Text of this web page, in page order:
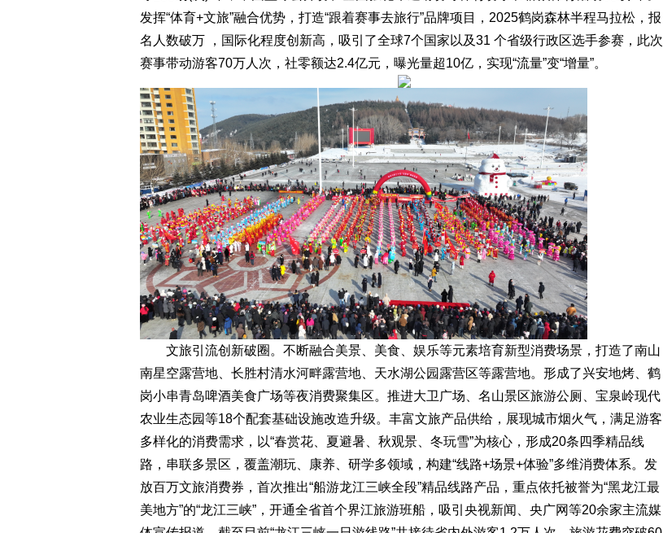
发挥“体育+文旅”融合优势，打造“跟着赛事去旅行”品牌项目，2025鹤岗森林半程马拉松，报
名人数破万 ，国际化程度创新高，吸引了全球7个国家以及31 个省级行政区选手参赛，此次
赛事带动游客70万人次，社零额达2.4亿元，曝光量超10亿，实现“流量”变“增量”。
文旅引流创新破圈。不断融合美景、美食、娱乐等元素培育新型消费场景，打造了南山
南星空露营地、长胜村清水河畔露营地、天水湖公园露营区等露营地。形成了兴安地烤、鹤
岗小串青岛啤酒美食广场等夜消费聚集区。推进大卫广场、名山景区旅游公厕、宝泉岭现代
农业生态园等18个配套基础设施改造升级。丰富文旅产品供给，展现城市烟火气，满足游客
多样化的消费需求，以“春赏花、夏避暑、秋观景、冬玩雪”为核心，形成20条四季精品线
路，串联多景区，覆盖潮玩、康养、研学多领域，构建“线路+场景+体验”多维消费体系。发
放百万文旅消费券，首次推出“船游龙江三峡全段”精品线路产品，重点依托被誉为“黑龙江最
美地方”的“龙江三峡”，开通全省首个界江旅游班船，吸引央视新闻、央广网等20余家主流媒